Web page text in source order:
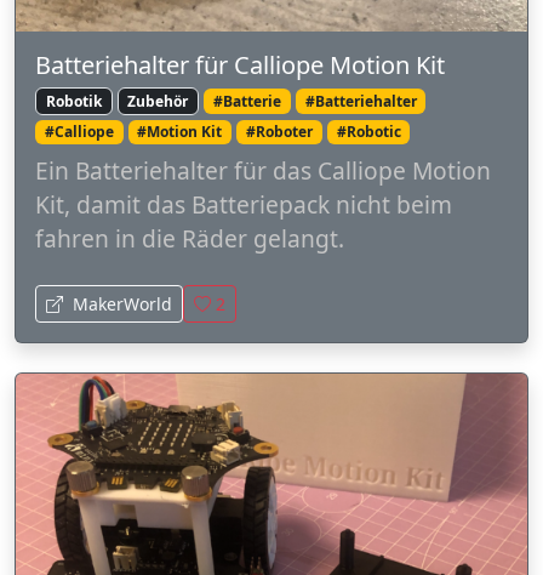
Batteriehalter für Calliope Motion Kit
Robotik Zubehör #Batterie
#Batteriehalter
#Calliope
#Motion Kit #Roboter #Robotic
Ein Batteriehalter für das Calliope Motion
Kit, damit das Batteriepack nicht beim
fahren in die Räder gelangt.
MakerWorld 2